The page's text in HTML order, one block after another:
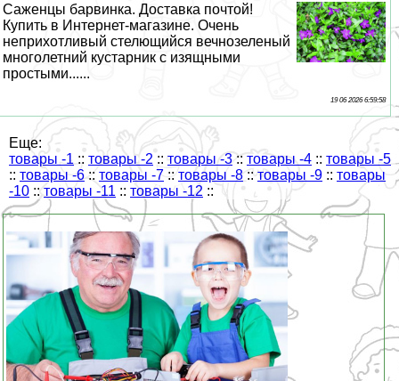
Саженцы барвинка. Доставка почтой!
Купить в Интернет-магазине. Очень
неприхотливый стелющийся вечнозеленый
многолетний кустарник с изящными
простыми......
19 06 2026 6:59:58
Еще:
товары -1 :: товары -2 :: товары -3 :: товары -4 :: товары -5
:: товары -6 :: товары -7 :: товары -8 :: товары -9 :: товары
-10 :: товары -11 :: товары -12 ::